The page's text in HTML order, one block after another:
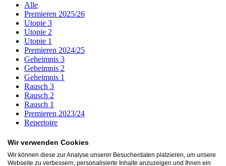
Alle
Premieren 2025/26
Utopie 3
Utopie 2
Utopie 1
Premieren 2024/25
Geheimnis 3
Geheimnis 2
Geheimnis 1
Rausch 3
Rausch 2
Rausch 1
Premieren 2023/24
Repertoire
Amphitryon
Wir verwenden Cookies
Wir können diese zur Analyse unserer Besucherdaten platzieren, um unsere
Webseite zu verbessern, personalisierte Inhalte anzuzeigen und Ihnen ein